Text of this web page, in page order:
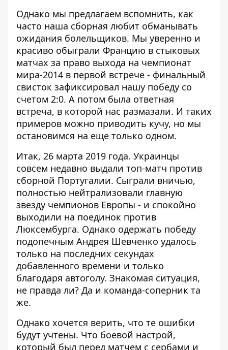
Однако мы предлагаем вспомнить, как
часто наша сборная любит обманывать
ожидания болельщиков. Мы уверенно и
красиво обыграли Францию в стыковых
матчах за право выхода на чемпионат
мира-2014 в первой встрече - финальный
свисток зафиксировал нашу победу со
счетом 2:0. А потом была ответная
встреча, в которой нас размазали. И таких
примеров можно приводить кучу, но мы
остановимся на еще только одном.
Итак, 26 марта 2019 года. Украинцы
совсем недавно выдали топ-матч против
сборной Португалии. Сыграли вничью,
полностью нейтрализовали главную
звезду чемпионов Европы - и спокойно
выходили на поединок против
Люксембурга. Однако одержать победу
подопечным Андрея Шевченко удалось
только на последних секундах
добавленного времени и только
благодаря автоголу. Знакомая ситуация,
не правда ли? Да и команда-соперник та
же.
Однако хочется верить, что те ошибки
будут учтены. Что боевой настрой,
который был перед матчем с сербами и